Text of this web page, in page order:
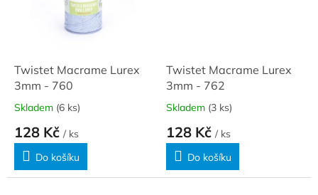
Twistet Macrame Lurex
3mm - 760
Skladem (6 ks)
128 Kč / ks
Do košíku
Twistet Macrame Lurex
3mm - 762
Skladem (3 ks)
128 Kč / ks
Do košíku